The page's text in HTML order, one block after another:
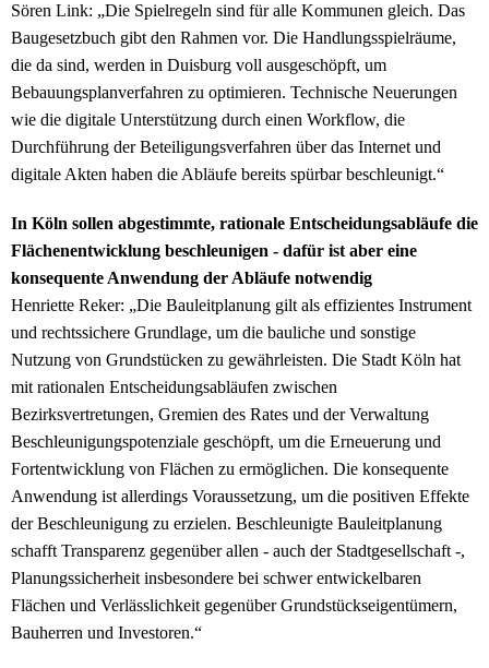
Sören Link: „Die Spielregeln sind für alle Kommunen gleich. Das
Baugesetzbuch gibt den Rahmen vor. Die Handlungsspielräume,
die da sind, werden in Duisburg voll ausgeschöpft, um
Bebauungsplanverfahren zu optimieren. Technische Neuerungen
wie die digitale Unterstützung durch einen Workflow, die
Durchführung der Beteiligungsverfahren über das Internet und
digitale Akten haben die Abläufe bereits spürbar beschleunigt.“
In Köln sollen abgestimmte, rationale Entscheidungsabläufe die
Flächenentwicklung beschleunigen - dafür ist aber eine
konsequente Anwendung der Abläufe notwendig
Henriette Reker: „Die Bauleitplanung gilt als effizientes Instrument
und rechtssichere Grundlage, um die bauliche und sonstige
Nutzung von Grundstücken zu gewährleisten. Die Stadt Köln hat
mit rationalen Entscheidungsabläufen zwischen
Bezirksvertretungen, Gremien des Rates und der Verwaltung
Beschleunigungspotenziale geschöpft, um die Erneuerung und
Fortentwicklung von Flächen zu ermöglichen. Die konsequente
Anwendung ist allerdings Voraussetzung, um die positiven Effekte
der Beschleunigung zu erzielen. Beschleunigte Bauleitplanung
schafft Transparenz gegenüber allen - auch der Stadtgesellschaft -,
Planungssicherheit insbesondere bei schwer entwickelbaren
Flächen und Verlässlichkeit gegenüber Grundstückseigentümern,
Bauherren und Investoren.“